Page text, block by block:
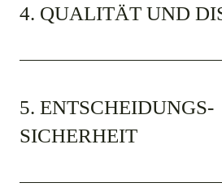
4. QUALITÄT UND
5. ENTSCHEIDUNGS­
SICHERHEIT